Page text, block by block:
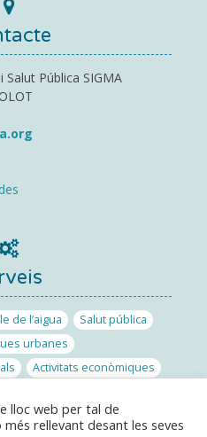
Pública SIGMA
de l’aigua
Salut pública
urbanes
Activitats econòmiques
lloc web per tal de
rellevant desant les seves